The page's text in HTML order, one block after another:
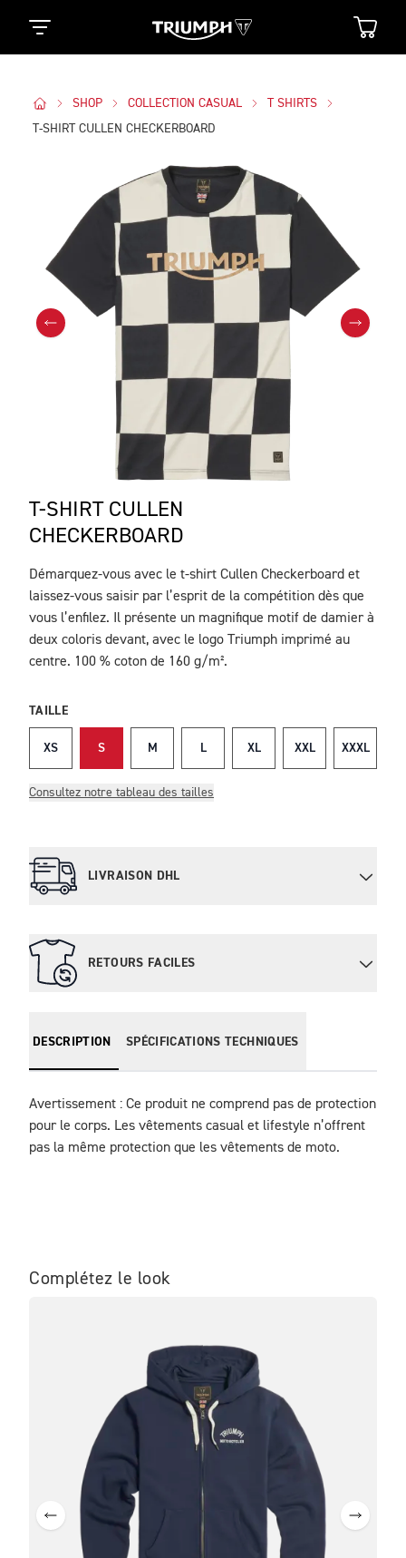
SHOP COLLECTION CASUAL
T SHIRTS
T-SHIRT CULLEN CHECKERBOARD
T-SHIRT CULLEN
CHECKERBOARD
DESCRIPTION
Démarquez-vous avec le t-shirt Cullen Checkerboard et
laissez-vous saisir par l’esprit de la compétition dès que
vous l’enfilez. Il présente un magnifique motif de damier à
deux coloris devant, avec le logo Triumph imprimé au
centre. 100 % coton de 160 g/m².
TAILLE
XS S M L XL XXL XXXL
Consultez notre tableau des tailles
LIVRAISON DHL
RETOURS FACILES
DESCRIPTION SPÉCIFICATIONS TECHNIQUES
Avertissement : Ce produit ne comprend pas de protection
pour le corps. Les vêtements casual et lifestyle n’offrent
pas la même protection que les vêtements de moto.
Complétez le look